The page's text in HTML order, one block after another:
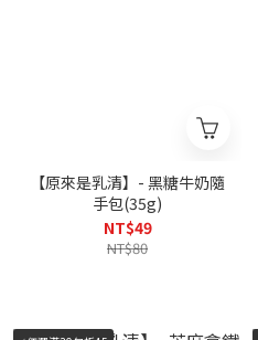
【原來是乳清】- 黑糖牛奶隨
手包(35g)
NT$49
NT$80